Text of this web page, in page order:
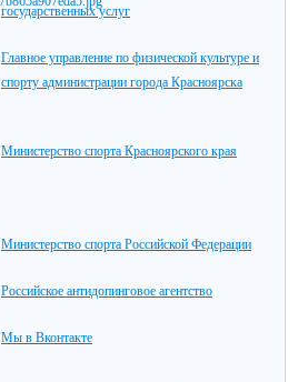
государственных услуг
Главное управление по физической культуре и
спорту администрации города Красноярска
Министерство спорта Красноярского края
Министерство спорта Российской Федерации
Российское антидопинговое агентство
Мы в Вконтакте